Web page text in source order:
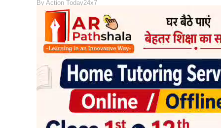
By Action Today24x7
READ MORE